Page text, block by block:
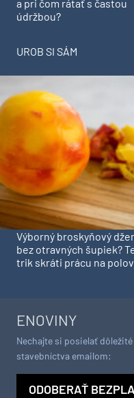
a pri čom rátať s častou
údržbou?
UROB SI SÁM
Výborný broskyňový
bez otravných šupiek?
trik skráti prácu na
ENOVINY
Nechajte si posielať
stavebníctva emailom:
ODOBERAŤ